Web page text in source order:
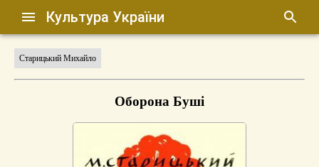
Культура України
Старицький Михайло
Оборона Буші